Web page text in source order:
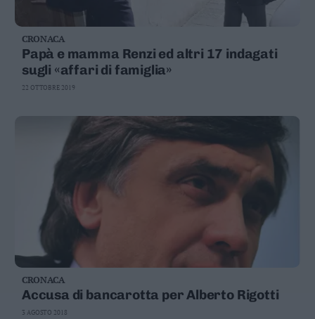
CRONACA
Papà e mamma Renzi ed altri 17 indagati
sugli «affari di famiglia»
22 OTTOBRE 2019
CRONACA
Accusa di bancarotta per Alberto Rigotti
3 AGOSTO 2018